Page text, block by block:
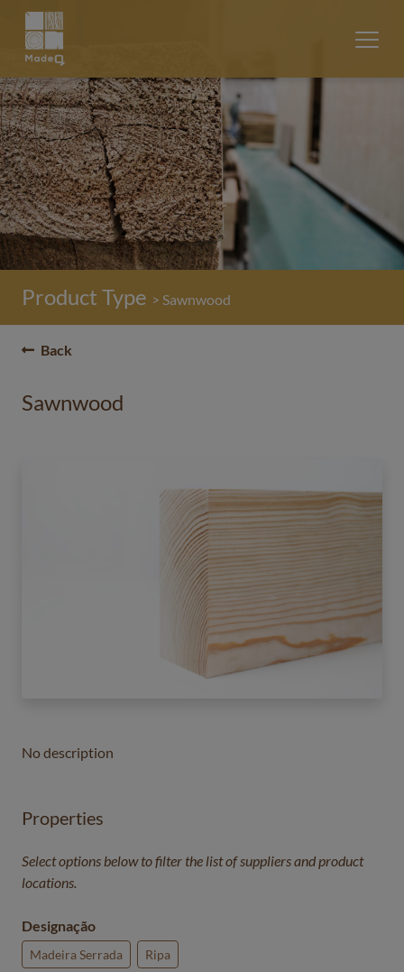
Product Type > Sawnwood
Back
Sawnwood
No description
Properties
Select options below to filter the list of suppliers and product
locations.
Designação
Madeira Serrada Ripa